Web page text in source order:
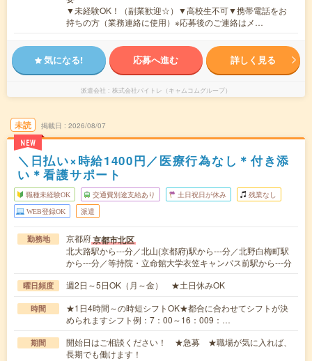
▼未経験OK！（副業歓迎☆）▼高校生不可▼携帯電話をお
持ちの方（業務連絡に使用）※応募後のご連絡はメ…
気になる! 応募へ進む 詳しく見る
派遣会社 株式会社バイトレ（キャムコムグループ）
未読
NEW
掲載日 2026/08/07
＼日払い×時給1400円／医療行為なし＊付き添
い＊看護サポート
職種未経験OK 交通費別途支給あり 土日祝日が休み 残業なし
WEB登録OK 派遣
勤務地 京都府京都市北区
北大路駅から---分／北山(京都府)駅から---分／北野白梅町駅
から---分／等持院・立命館大学衣笠キャンパス前駅から---分
曜日頻度 週2日～5日OK（月～金） ★土日休みOK
時間
★1日4時間～の時短シフトOK★都合に合わせてシフトが決
められますシフト例：7：00～16：009：…
期間
開始日はご相談ください！ ★急募 ★職場が気に入れば、
長期でも働けます！